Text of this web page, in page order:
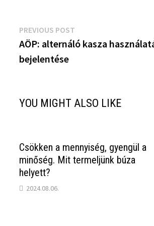
Bejegyzés
navigáció
PREVIOUS POST
post:
AÖP: alternáló kasza
bejelentése
YOU MIGHT ALSO LIKE
Csökken a mennyiség, gyengül a
minőség. Mit termeljünk búza
helyett?
2024.08.06.